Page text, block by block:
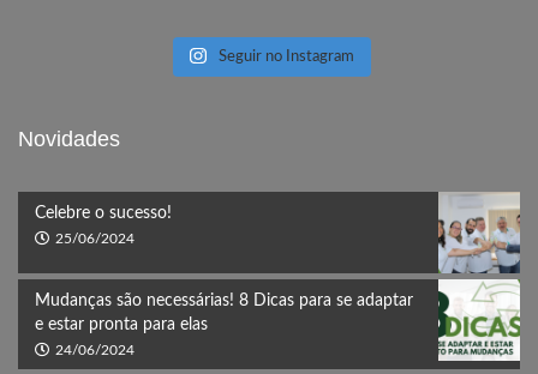
Seguir no Instagram
Novidades
Celebre o sucesso!
25/06/2024
Mudanças são necessárias! 8 Dicas para se adaptar
e estar pronta para elas
24/06/2024